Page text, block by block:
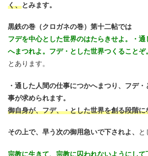
く、とみます。
黒鉄の巻（クロガネの巻）第十二帖では
フデを中心とした世界のはたらきせよ。・
へまつれよ。フデ・とした世界つくることぞ。
とあります。
・通した人間の仕事につかへまつり、フデ
事が求められます。
御自身が、フデ、・とした世界を創る段階
その上で、早う次の御用急いで下されよ、 と
宗教に生きて、宗教に囚われないようにして